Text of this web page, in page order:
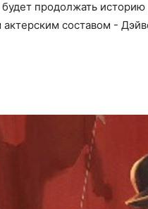
продолжать
актерским составом -